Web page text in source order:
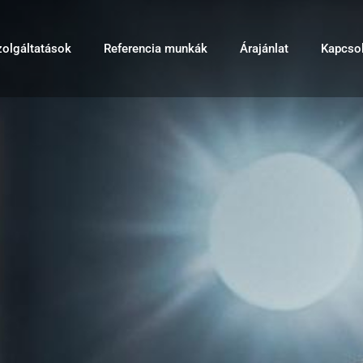
Referencia munkák Árajánlat